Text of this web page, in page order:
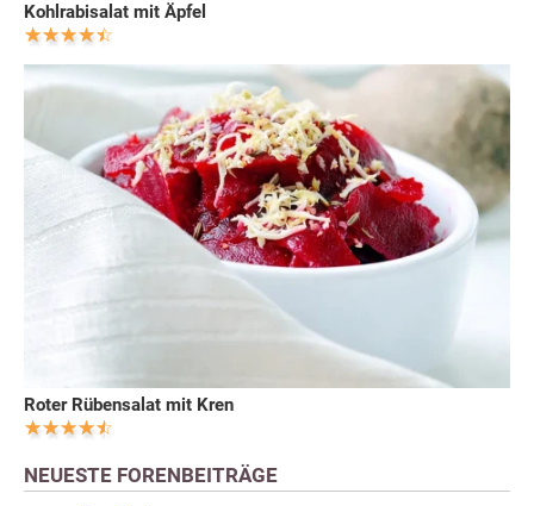
Kohlrabisalat mit Äpfel
Roter Rübensalat mit Kren
NEUESTE FORENBEITRÄGE